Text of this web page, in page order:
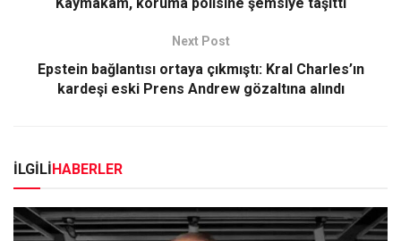
Kaymakam, koruma polisine şemsiye taşıttı
Next Post
Epstein bağlantısı ortaya çıkmıştı: Kral Charles’ın
kardeşi eski Prens Andrew gözaltına alındı
İLGİLİ HABERLER